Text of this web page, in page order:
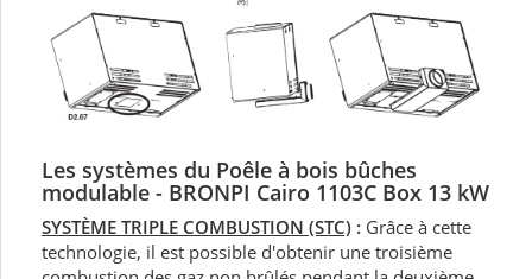
Les systèmes du Poêle à bois bûches
modulable - BRONPI Cairo 1103C Box 13 kW
SYSTÈME TRIPLE COMBUSTION (STC) : Grâce à cette
technologie, il est possible d'obtenir une troisième